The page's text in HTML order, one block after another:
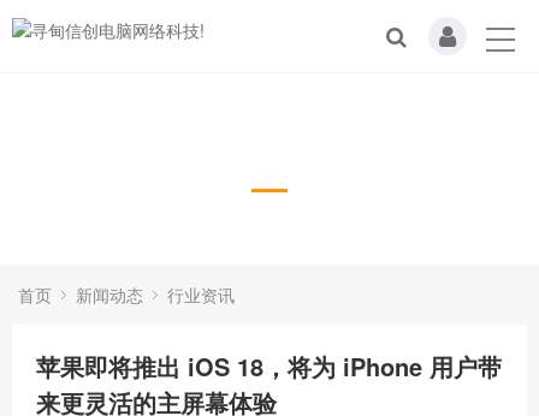
首页 新闻动态 行业资讯
苹果即将推出 iOS 18，将为 iPhone 用户带
来更灵活的主屏幕体验